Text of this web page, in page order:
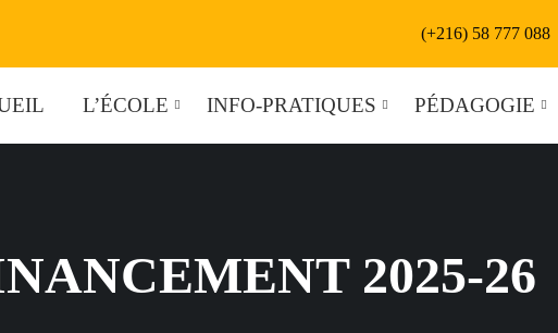
(+216) 58 777 088
L’ÉCOLE INFO-PRATIQUES PÉDAGOGIE
2025-26